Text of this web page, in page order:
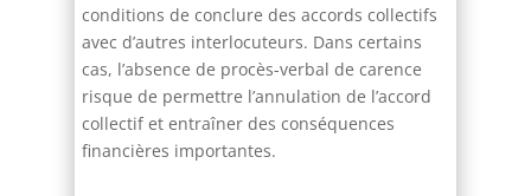
conditions de conclure des accords collectifs
avec d’autres interlocuteurs. Dans certains
cas, l’absence de procès-verbal de carence
risque de permettre l’annulation de l’accord
collectif et entraîner des conséquences
financières importantes.